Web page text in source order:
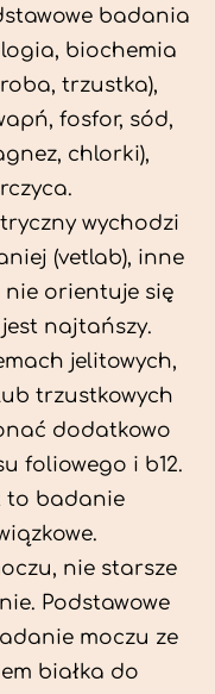
badania
biochemia
trzustka),
fosfor, sód,
chlorki),
wychodzi
(vetlab), inne
orientuje się
najtańszy.
jelitowych,
trzustkowych
dodatkowo
foliowego i b12.
to badanie
nie starsze
Podstawowe
moczu ze
białka do